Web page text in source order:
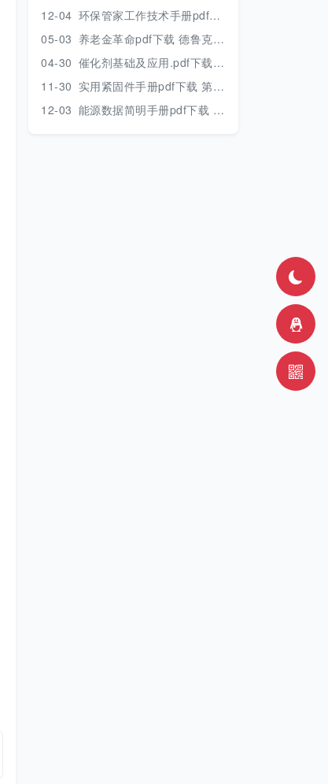
12-04 环保管家工作技术手册pdf下载 2019年版
05-03 养老金革命pdf下载 德鲁克 著
04-30 催化剂基础及应用.pdf下载 [季生福 张谦温 赵彬侠编] 2011年版
11-30 实用紧固件手册pdf下载 第三版 2018年版
12-03 能源数据简明手册pdf下载 2017版